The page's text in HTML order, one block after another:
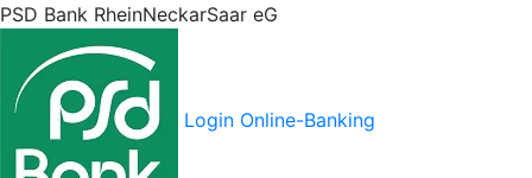
PSD Bank RheinNeckarSaar eG
Login Online-Banking